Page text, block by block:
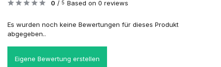
0 / 5 Based on 0 reviews
Es wurden noch keine Bewertungen für dieses Produkt
abgegeben..
Eigene Bewertung erstellen